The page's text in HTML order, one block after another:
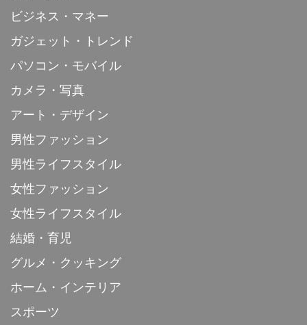
ビジネス・マネー
ガジェット・トレンド
パソコン・モバイル
カメラ・写真
アート・デザイン
男性ファッション
男性ライフスタイル
女性ファッション
女性ライフスタイル
結婚・育児
グルメ・クッキング
ホーム・インテリア
スポーツ